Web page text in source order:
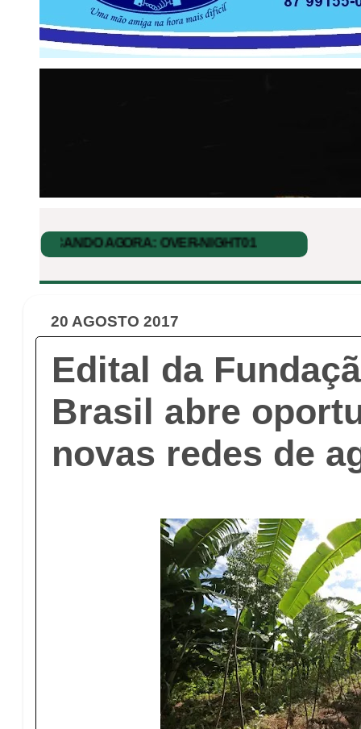
20 AGOSTO 2017
Edital da
Brasil abre
novas redes de